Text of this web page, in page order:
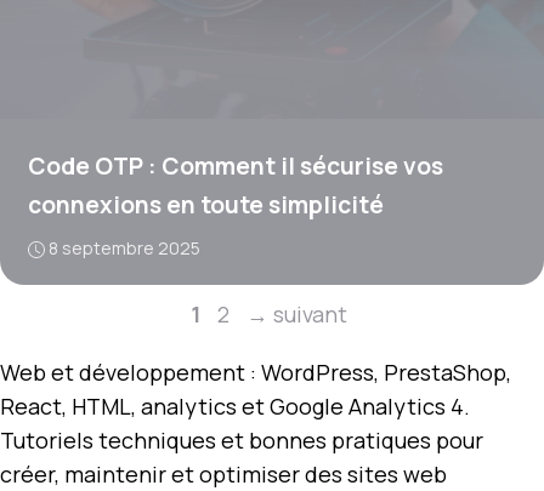
Code OTP : Comment il sécurise vos
connexions en toute simplicité
8 septembre 2025
Page
1 Page
2 → suivant
Web et développement : WordPress, PrestaShop,
React, HTML, analytics et Google Analytics 4.
Tutoriels techniques et bonnes pratiques pour
créer, maintenir et optimiser des sites web